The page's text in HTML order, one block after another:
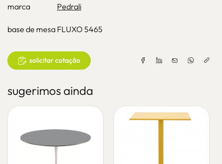
marca
Pedrali
base de mesa FLUXO 5465
solicitar cotação
sugerimos ainda